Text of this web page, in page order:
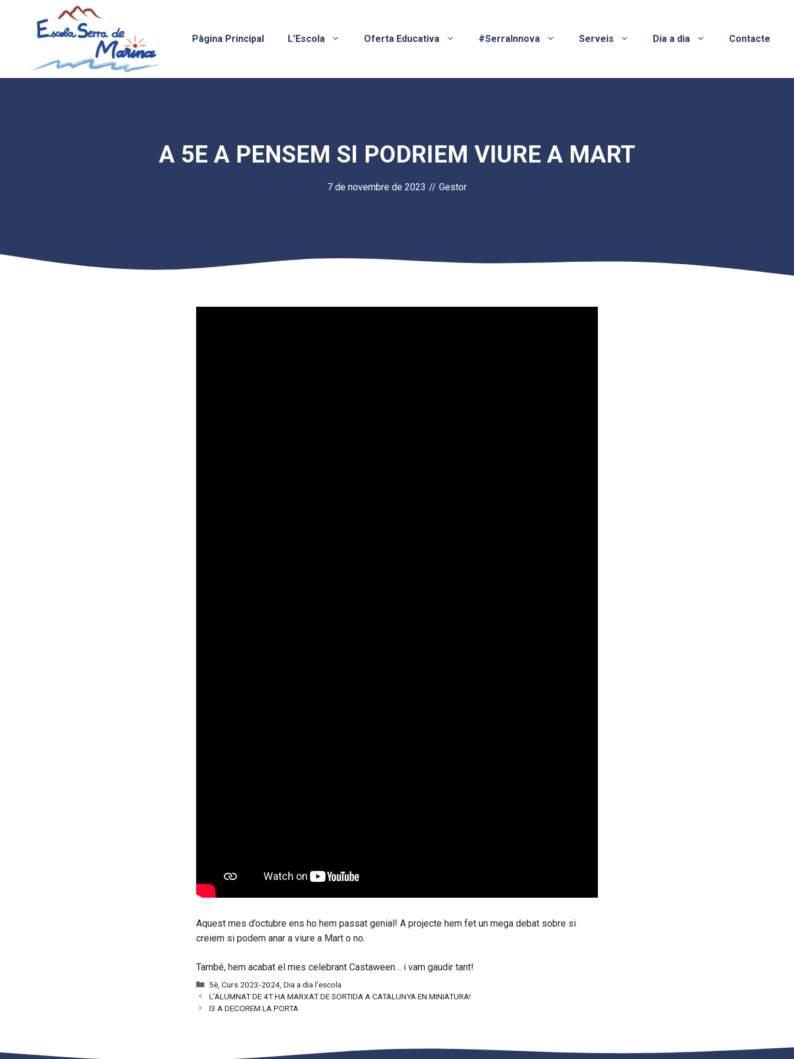
contingut
Pàgina Principal L’Escola Oferta Educativa #SerraInnova Serveis Dia a dia Contacte
A 5E A PENSEM SI PODRIEM VIURE A MART
7 de novembre de 2023 // Gestor
Aquest mes d’octubre ens ho hem passat genial! A projecte hem fet un mega debat sobre si
creiem si podem anar a viure a Mart o no.
També, hem acabat el mes celebrant Castaween… i vam gaudir tant!
Categories
5è, Curs 2023-2024, Dia a dia l'escola
L’ALUMNAT DE 4T HA MARXAT DE SORTIDA A CATALUNYA EN MINIATURA!
I3 A DECOREM LA PORTA